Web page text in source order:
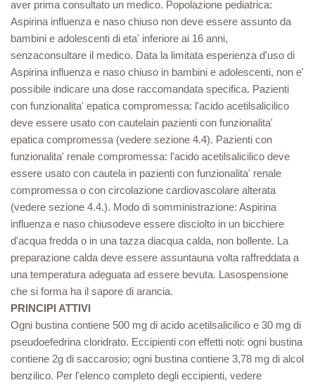
aver prima consultato un medico. Popolazione pediatrica:
Aspirina influenza e naso chiuso non deve essere assunto da
bambini e adolescenti di eta' inferiore ai 16 anni,
senzaconsultare il medico. Data la limitata esperienza d'uso di
Aspirina influenza e naso chiuso in bambini e adolescenti, non e'
possibile indicare una dose raccomandata specifica. Pazienti
con funzionalita' epatica compromessa: l'acido acetilsalicilico
deve essere usato con cautelain pazienti con funzionalita'
epatica compromessa (vedere sezione 4.4). Pazienti con
funzionalita' renale compromessa: l'acido acetilsalicilico deve
essere usato con cautela in pazienti con funzionalita' renale
compromessa o con circolazione cardiovascolare alterata
(vedere sezione 4.4.). Modo di somministrazione: Aspirina
influenza e naso chiusodeve essere disciolto in un bicchiere
d'acqua fredda o in una tazza diacqua calda, non bollente. La
preparazione calda deve essere assuntauna volta raffreddata a
una temperatura adeguata ad essere bevuta. Lasospensione
che si forma ha il sapore di arancia.
PRINCIPI ATTIVI
Ogni bustina contiene 500 mg di acido acetilsalicilico e 30 mg di
pseudoefedrina cloridrato. Eccipienti con effetti noti: ogni bustina
contiene 2g di saccarosio; ogni bustina contiene 3,78 mg di alcol
benzilico. Per l'elenco completo degli eccipienti, vedere